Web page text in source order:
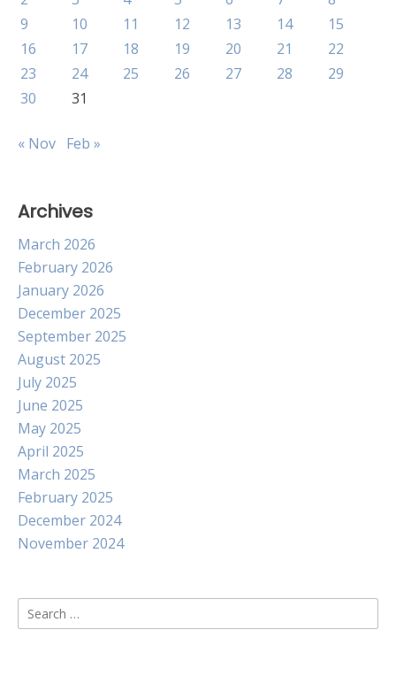
9
10 11 12 13 14
15
16
17 18 19 20 21
22
23
24 25 26 27 28
29
30
31
« Nov Feb »
Archives
March 2026
February 2026
January 2026
December 2025
September 2025
August 2025
July 2025
June 2025
May 2025
April 2025
March 2025
February 2025
December 2024
November 2024
Search
for: